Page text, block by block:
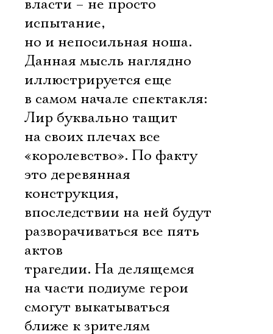
власти – не просто
испытание,
но и непосильная ноша.
Данная мысль наглядно
иллюстрируется еще
в самом начале спектакля:
Лир буквально тащит
на своих плечах все
«королевство». По факту
это деревянная
конструкция,
впоследствии на ней будут
разворачиваться все пять
актов
трагедии. На делящемся
на части подиуме герои
смогут выкатываться
ближе к зрителям